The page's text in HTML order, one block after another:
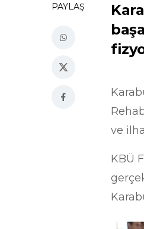
PAYLAŞ
ve
KBÜ